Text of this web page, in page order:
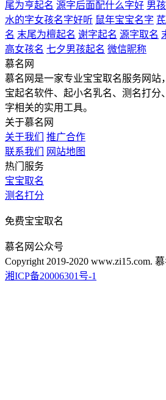
尾为亨起名 源字后面配什么字好 男
水的字女孩名字好听 鼠年宝宝名字
名 末尾为檀起名 谢字起名 源字取名
高女孩名 七夕男孩起名 微信昵称
慕名网
慕名网是一家专业宝宝取名服务网站
宝起名软件、起小名乳名、测名打分
字相关的实用工具。
关于慕名网
关于我们
推广合作
联系我们
网站地图
热门服务
宝宝取名
测名打分
免费宝宝取名
慕名网公众号
Copyright 2019-2020 www.zi15.com.
湘ICP备20006301号-1